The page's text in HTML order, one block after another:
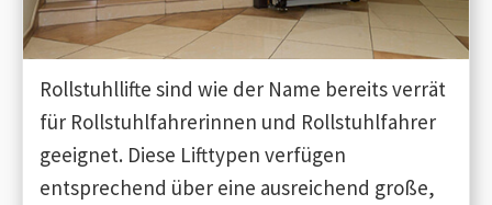
Rollstuhllifte sind wie der Name bereits verrät
für Rollstuhlfahrerinnen und Rollstuhlfahrer
geeignet. Diese Lifttypen verfügen
entsprechend über eine ausreichend große,